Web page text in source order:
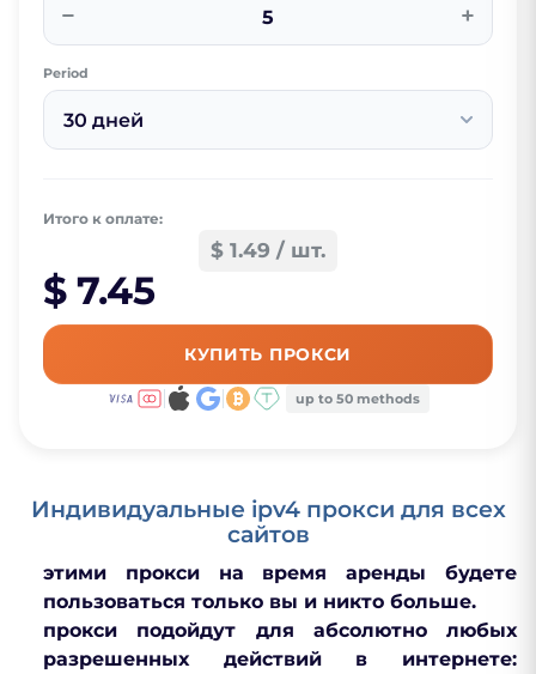
− +
Period
30 дней
Итого к оплате:
$ 1.49 / шт.
$ 7.45
КУПИТЬ ПРОКСИ
up to 50 methods
Индивидуальные ipv4 прокси для всех
сайтов
этими прокси на время аренды будете
пользоваться только вы и никто больше.
прокси подойдут для абсолютно любых
разрешенных действий в интернете: